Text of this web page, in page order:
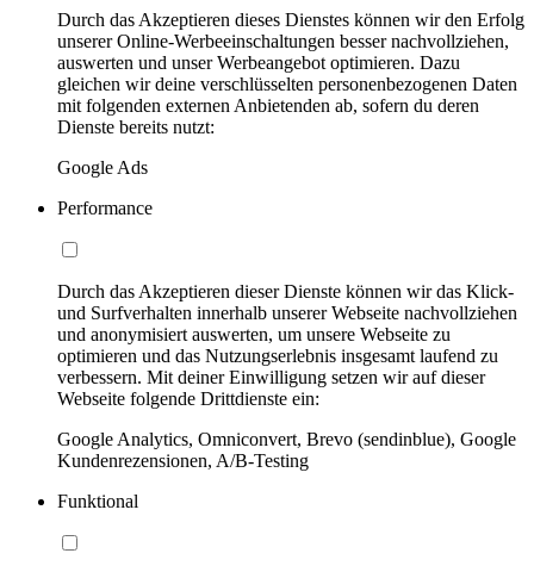
Durch das Akzeptieren dieses Dienstes können wir den Erfolg
unserer Online-Werbeeinschaltungen besser nachvollziehen,
auswerten und unser Werbeangebot optimieren. Dazu
gleichen wir deine verschlüsselten personenbezogenen Daten
mit folgenden externen Anbietenden ab, sofern du deren
Dienste bereits nutzt:
Google Ads
Performance
Durch das Akzeptieren dieser Dienste können wir das Klick-
und Surfverhalten innerhalb unserer Webseite nachvollziehen
und anonymisiert auswerten, um unsere Webseite zu
optimieren und das Nutzungserlebnis insgesamt laufend zu
verbessern. Mit deiner Einwilligung setzen wir auf dieser
Webseite folgende Drittdienste ein:
Google Analytics, Omniconvert, Brevo (sendinblue), Google
Kundenrezensionen, A/B-Testing
Funktional